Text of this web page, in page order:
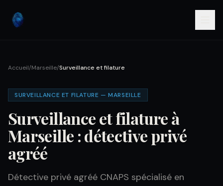
Accueil/Marseille/Surveillance et filature
SURVEILLANCE ET FILATURE — MARSEILLE
Surveillance et filature à
Marseille : détective privé
agréé
Détective privé agréé CNAPS spécialisé en